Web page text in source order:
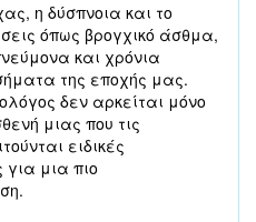
η δύσπνοια και το
όπως βρογχικό άσθμα,
και χρόνια
της εποχής μας.
δεν αρκείται μόνο
μιας που τις
ειδικές
μια πιο